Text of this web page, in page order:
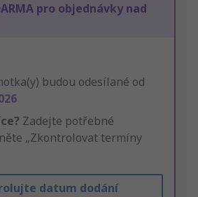
pro objednávky nad
budou odesílané od
Zadejte potřebné
„Zkontrolovat termíny
datum dodání